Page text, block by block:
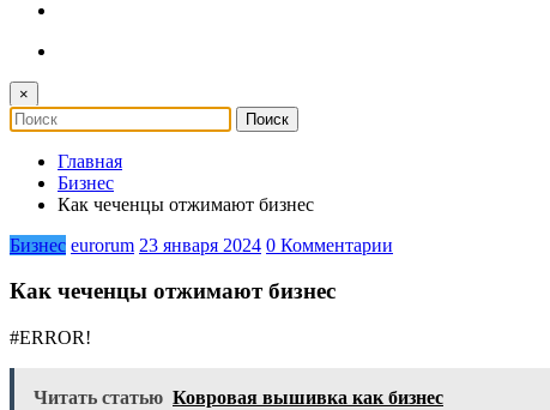
×
Главная
Бизнес
Как чеченцы отжимают бизнес
Бизнес eurorum 23 января 2024 0 Комментарии
Как чеченцы отжимают бизнес
#ERROR!
Читать статью Ковровая вышивка как бизнес